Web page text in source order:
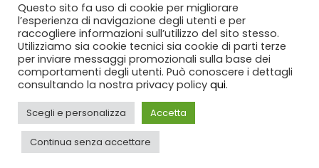
Tradisce la moglie e lo legano con lo
scotch a un albero
Tentano di salvarla dalla seggiovia, ma
il piano fallisce
CopyrightBlitzTV© 2019-2025SIGNOVia Rabolini, 13 Milano - P.IVA
IT11812250154. Tutti i diritti sono riservati.
Questo sito fa uso di cookie per migliorare
l’esperienza di navigazione degli utenti e per
raccogliere informazioni sull’utilizzo del sito stesso.
Utilizziamo sia cookie tecnici sia cookie di parti terze
per inviare messaggi promozionali sulla base dei
comportamenti degli utenti. Può conoscere i dettagli
consultando la nostra privacy policy qui.
Scegli e personalizza Accetta
Continua senza accettare